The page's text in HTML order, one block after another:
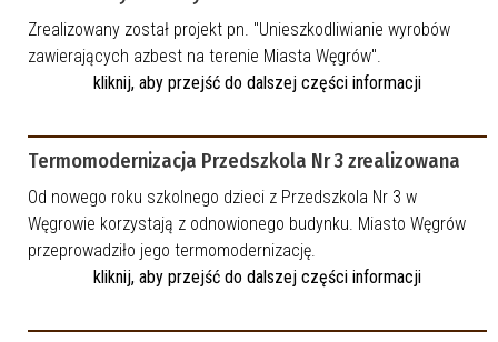
Zrealizowany został projekt pn. "Unieszkodliwianie wyrobów
zawierających azbest na terenie Miasta Węgrów".
kliknij, aby przejść do dalszej części informacji
Termomodernizacja Przedszkola Nr 3 zrealizowana
Od nowego roku szkolnego dzieci z Przedszkola Nr 3 w
Węgrowie korzystają z odnowionego budynku. Miasto Węgrów
przeprowadziło jego termomodernizację.
kliknij, aby przejść do dalszej części informacji